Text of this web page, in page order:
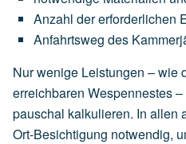
Anzahl dererforderlichen
Anfahrtsweg des
Nur wenige Leistungen – wie
erreichbaren Wespennestes
pauschal kalkulieren. In allen
Ort-Besichtigung notwendig,